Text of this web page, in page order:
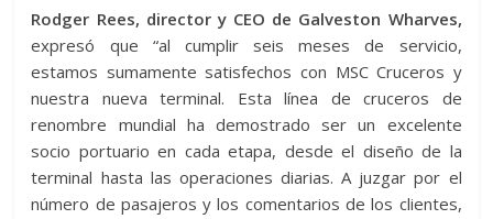
Rodger Rees, director y CEO de Galveston Wharves,
expresó que “al cumplir seis meses de servicio,
estamos sumamente satisfechos con MSC Cruceros y
nuestra nueva terminal. Esta línea de cruceros de
renombre mundial ha demostrado ser un excelente
socio portuario en cada etapa, desde el diseño de la
terminal hasta las operaciones diarias. A juzgar por el
número de pasajeros y los comentarios de los clientes,